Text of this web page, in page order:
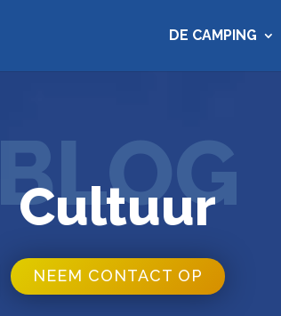
DE CAMPING
BLOG
Cultuur
NEEM CONTACT OP